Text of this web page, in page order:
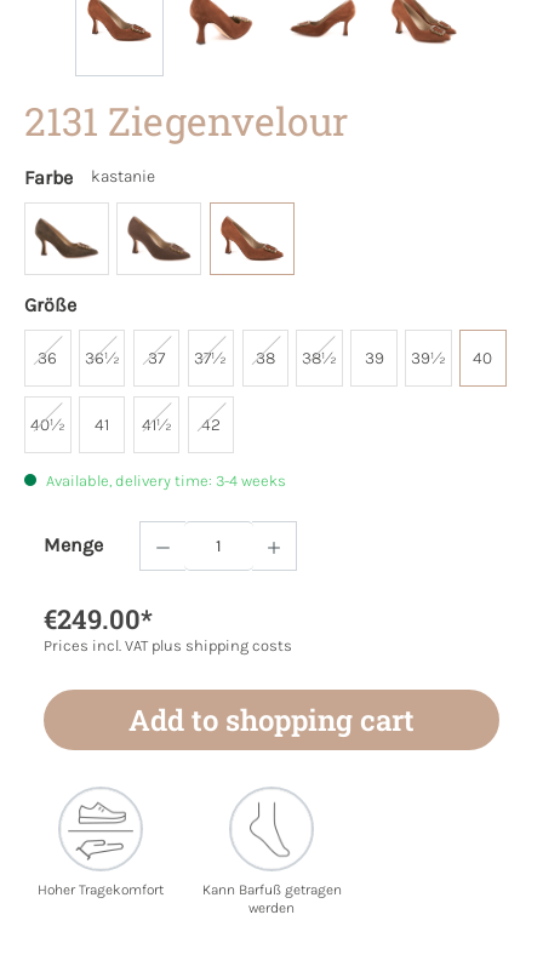
2131 Ziegenvelour
Farbe kastanie
Größe
36 36½ 37 37½ 38 38½ 39 39½ 40
40½ 41 41½ 42
Available, delivery time: 3-4 weeks
Menge
Product Quantity: Enter the desired
€249.00*
Prices incl. VAT plus shipping costs
Add to shopping cart
Hoher Tragekomfort
Kann Barfuß getragen
werden